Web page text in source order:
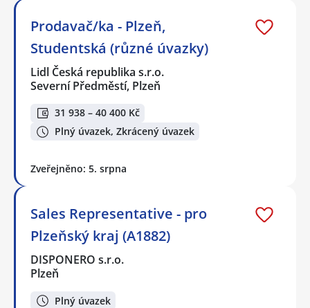
Prodavač/ka - Plzeň,
Studentská (různé úvazky)
Lidl Česká republika s.r.o.
Severní Předměstí, Plzeň
31 938 – 40 400 Kč
Plný úvazek, Zkrácený úvazek
Zveřejněno: 5. srpna
Sales Representative - pro
Plzeňský kraj (A1882)
DISPONERO s.r.o.
Plzeň
Plný úvazek